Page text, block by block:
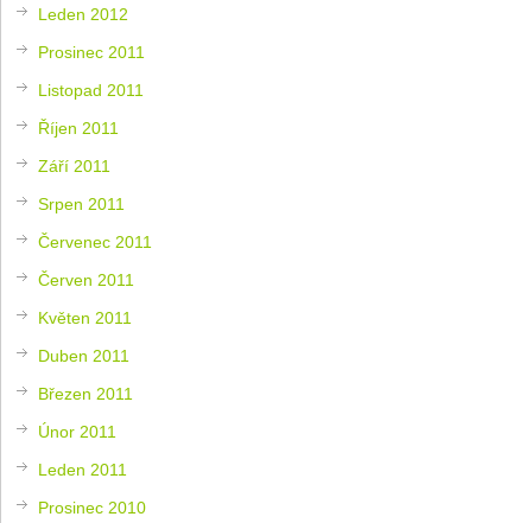
Leden 2012
Prosinec 2011
Listopad 2011
Říjen 2011
Září 2011
Srpen 2011
Červenec 2011
Červen 2011
Květen 2011
Duben 2011
Březen 2011
Únor 2011
Leden 2011
Prosinec 2010